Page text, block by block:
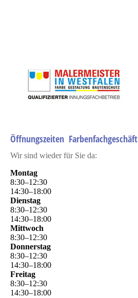
Öffnungszeiten Farbenfachgeschäft
Wir sind wieder für Sie da:
Montag
8:30–12:30
14:30–18:00
Dienstag
8:30–12:30
14:30–18:00
Mittwoch
8:30–12:30
Donnerstag
8:30–12:30
14:30–18:00
Freitag
8:30–12:30
14:30–18:00